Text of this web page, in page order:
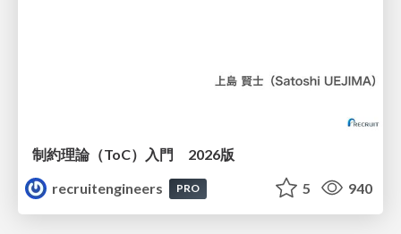
制約理論（ToC）入門 2026版
recruitengineers
PRO 5 940